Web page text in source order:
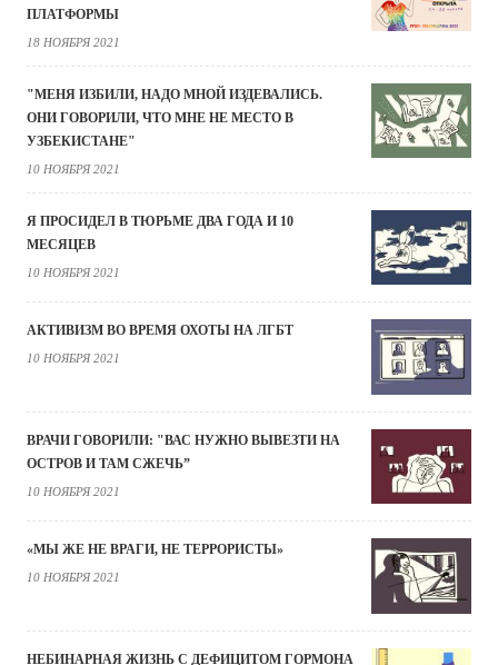
ПЛАТФОРМЫ
18 НОЯБРЯ 2021
"МЕНЯ ИЗБИЛИ, НАДО МНОЙ ИЗДЕВАЛИСЬ.
ОНИ ГОВОРИЛИ, ЧТО МНЕ НЕ МЕСТО В
УЗБЕКИСТАНЕ"
10 НОЯБРЯ 2021
Я ПРОСИДЕЛ В ТЮРЬМЕ ДВА ГОДА И 10
МЕСЯЦЕВ
10 НОЯБРЯ 2021
АКТИВИЗМ ВО ВРЕМЯ ОХОТЫ НА ЛГБТ
10 НОЯБРЯ 2021
ВРАЧИ ГОВОРИЛИ: "ВАС НУЖНО ВЫВЕЗТИ НА
ОСТРОВ И ТАМ СЖЕЧЬ”
10 НОЯБРЯ 2021
«МЫ ЖЕ НЕ ВРАГИ, НЕ ТЕРРОРИСТЫ»
10 НОЯБРЯ 2021
НЕБИНАРНАЯ ЖИЗНЬ С ДЕФИЦИТОМ ГОРМОНА